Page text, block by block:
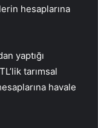
hesaplarına
yaptığı
tarımsal
havale